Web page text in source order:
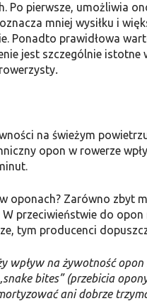
Po pierwsze, umożliwia
mniej wysiłku i
Ponadto prawidłowa
jest szczególnie
.
na świeżym
opon w rowerze
oponach? Zarówno zbyt
przeciwieństwie do
tym producenci
wpływ na żywotność
bites” (przebicia
ani dobrze